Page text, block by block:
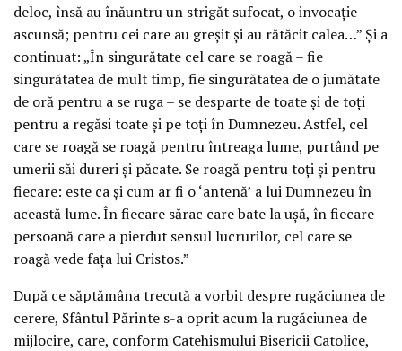
deloc, însă au înăuntru un strigăt sufocat, o invocație
ascunsă; pentru cei care au greșit și au rătăcit calea…” Și a
continuat: „În singurătate cel care se roagă – fie
singurătatea de mult timp, fie singurătatea de o jumătate
de oră pentru a se ruga – se desparte de toate și de toți
pentru a regăsi toate și pe toți în Dumnezeu. Astfel, cel
care se roagă se roagă pentru întreaga lume, purtând pe
umerii săi dureri și păcate. Se roagă pentru toți și pentru
fiecare: este ca și cum ar fi o ‘antenă’ a lui Dumnezeu în
această lume. În fiecare sărac care bate la ușă, în fiecare
persoană care a pierdut sensul lucrurilor, cel care se
roagă vede fața lui Cristos.”
După ce săptămâna trecută a vorbit despre rugăciunea de
cerere, Sfântul Părinte s-a oprit acum la rugăciunea de
mijlocire, care, conform Catehismului Bisericii Catolice,